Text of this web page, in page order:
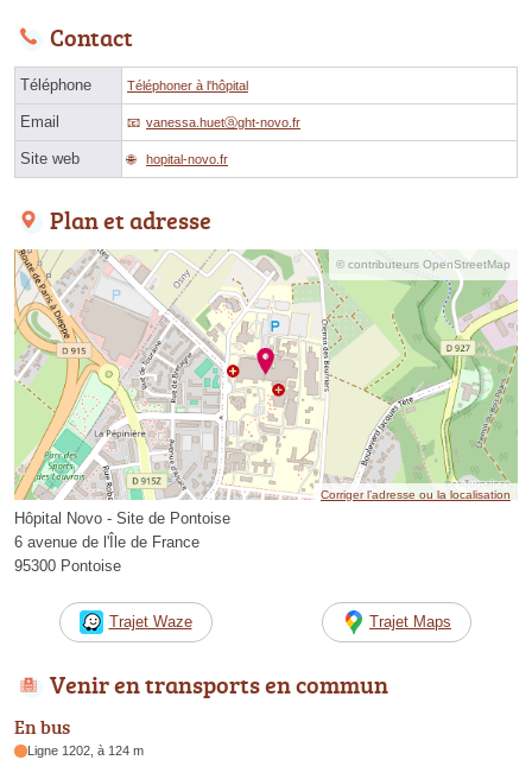
Contact
Téléphone Téléphoner à l'hôpital
Email vanessa.huetⓐght-novo.fr
Site web hopital-novo.fr
Plan et adresse
© contributeurs OpenStreetMap
Corriger l’adresse ou la localisation
Hôpital Novo - Site de Pontoise
6 avenue de l'Île de France
95300 Pontoise
Trajet Waze Trajet Maps
Venir en transports en commun
En bus
Ligne 1202, à 124 m